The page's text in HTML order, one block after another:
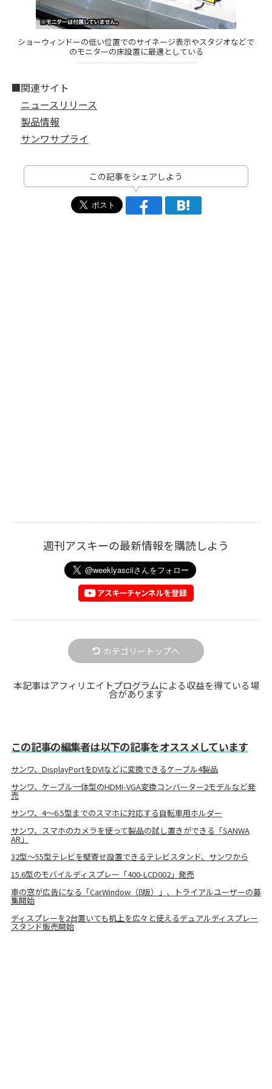
ショーウィンドーの低い位置でのサイネージ表示やスタジオなどで
のモニターの床設置に最適としている
■関連サイト
ニュースリリース
製品情報
サンワサプライ
この記事をシェアしよう
週刊アスキーの最新情報を購読しよう
カテゴリートップへ
本記事はアフィリエイトプログラムによる収益を得ている場
合があります
この記事の編集者は以下の記事をオススメしています
サンワ、DisplayPortをDVIなどに変換できるケーブル4製品
サンワ、ケーブル一体型のHDMI-VGA変換コンバーター2モデルなど発
売
サンワ、4～6.5型までのスマホに対応する自転車用ホルダー
サンワ、スマホのカメラを使って製品の試し置きができる「SANWA
AR」
32型～55型テレビを壁寄せ設置できるテレビスタンド、サンワから
15.6型のモバイルディスプレー「400-LCD002」発売
車の窓が広告になる「CarWindow（β版）」、トライアルユーザーの募
集開始
ディスプレーを2台置いても机上を広々と使えるデュアルディスプレー
スタンド販売開始